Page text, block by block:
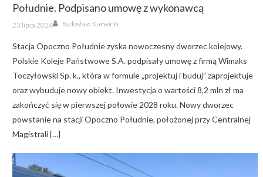
Południe. Podpisano umowę z wykonawcą
Posted
on
23 lipca 2026 Author
Radosław Karwicki
Stacja Opoczno Południe zyska nowoczesny dworzec kolejowy.
Polskie Koleje Państwowe S.A. podpisały umowę z firmą Wimaks
Toczyłowski Sp. k., która w formule „projektuj i buduj” zaprojektuje
oraz wybuduje nowy obiekt. Inwestycja o wartości 8,2 mln zł ma
zakończyć się w pierwszej połowie 2028 roku. Nowy dworzec
powstanie na stacji Opoczno Południe, położonej przy Centralnej
Magistrali […]